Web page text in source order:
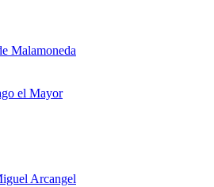
Malamoneda
el Mayor
Arcangel